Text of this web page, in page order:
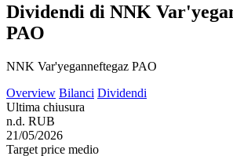
Dividendi di NNK
PAO
NNK Var'yeganneftegaz PAO
Overview Bilanci Dividendi
Ultima chiusura
n.d. RUB
21/05/2026
Target price medio